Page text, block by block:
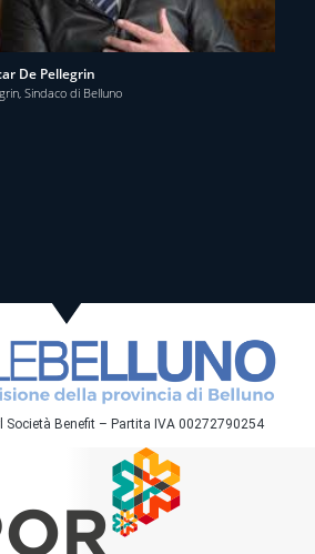
De Pellegrin
Sindaco di Belluno
Società Benefit – Partita IVA 00272790254